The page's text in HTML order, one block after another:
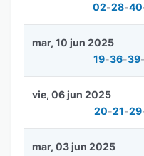
02-28-40
19-36-39-
mar, 10 jun 2025
20-21-29
vie, 06 jun 2025
mar, 03 jun 2025